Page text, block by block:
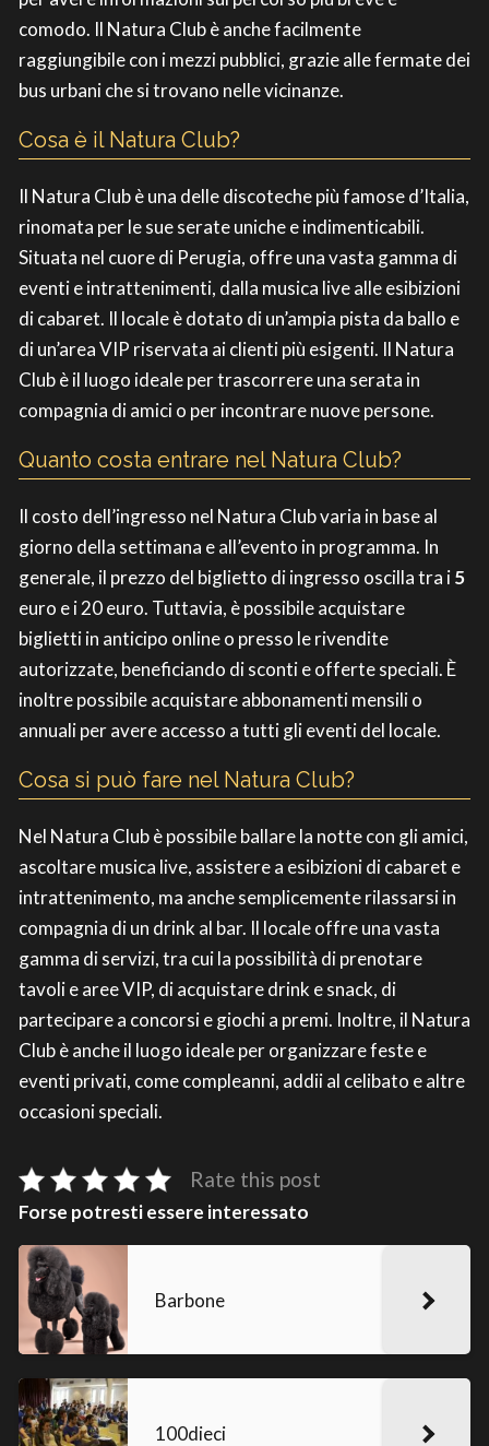
comodo. Il Natura Club è anche facilmente
raggiungibile con i mezzi pubblici, grazie alle fermate dei
bus urbani che si trovano nelle vicinanze.
Cosa è il Natura Club?
Il Natura Club è una delle discoteche più famose d’Italia,
rinomata per le sue serate uniche e indimenticabili.
Situata nel cuore di Perugia, offre una vasta gamma di
eventi e intrattenimenti, dalla musica live alle esibizioni
di cabaret. Il locale è dotato di un’ampia pista da ballo e
di un’area VIP riservata ai clienti più esigenti. Il Natura
Club è il luogo ideale per trascorrere una serata in
compagnia di amici o per incontrare nuove persone.
Quanto costa entrare nel Natura Club?
Il costo dell’ingresso nel Natura Club varia in base al
giorno della settimana e all’evento in programma. In
generale, il prezzo del biglietto di ingresso oscilla tra i5
euro e i 20 euro. Tuttavia, è possibile acquistare
biglietti in anticipo online o presso le rivendite
autorizzate, beneficiando di sconti e offerte speciali. È
inoltre possibile acquistare abbonamenti mensili o
annuali per avere accesso a tutti gli eventi del locale.
Cosa si può fare nel Natura Club?
Nel Natura Club è possibile ballare la notte con gli amici,
ascoltare musica live, assistere a esibizioni di cabaret e
intrattenimento, ma anche semplicemente rilassarsi in
compagnia di un drink al bar. Il locale offre una vasta
gamma di servizi, tra cui la possibilità di prenotare
tavoli e aree VIP, di acquistare drink e snack, di
partecipare a concorsi e giochi a premi. Inoltre, il Natura
Club è anche il luogo ideale per organizzare feste e
eventi privati, come compleanni, addii al celibato e altre
occasioni speciali.
Rate this post
Forse potresti essere interessato
Barbone
100dieci